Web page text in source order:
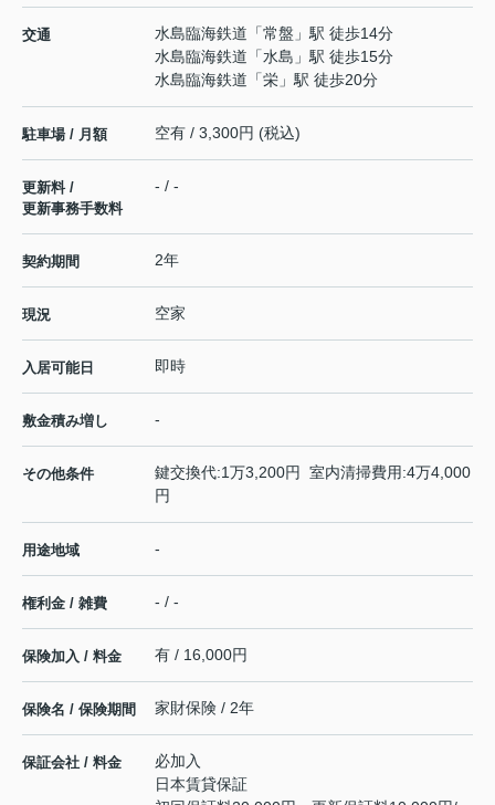
交通 水島臨海鉄道 「常盤 」駅 徒歩14分
水島臨海鉄道 「水島 」駅 徒歩15分
水島臨海鉄道 「栄 」駅 徒歩20分
駐車場 / 月額 空有 / 3,300円 (税込)
更新料 /
更新事務手数料
- / -
契約期間 2年
現況 空家
入居可能日 即時
敷金積み増し -
その他条件
鍵交換代:1万3,200円 室内清掃費用:4万4,000
円
用途地域 -
権利金 / 雑費 - / -
保険加入 / 料金 有 / 16,000円
保険名 / 保険期間 家財保険 / 2年
保証会社 / 料金
必加入
日本賃貸保証